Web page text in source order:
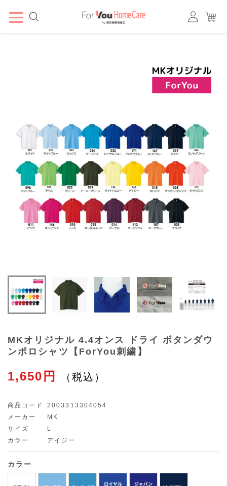
MKオリジナル 4.4オンス ドライ ボタンダウ
ンポロシャツ【ForYou刺繍】
1,650円
商品コード
2003313304054
メーカー
MK
サイズ
L
カラー
デイジー
カラー